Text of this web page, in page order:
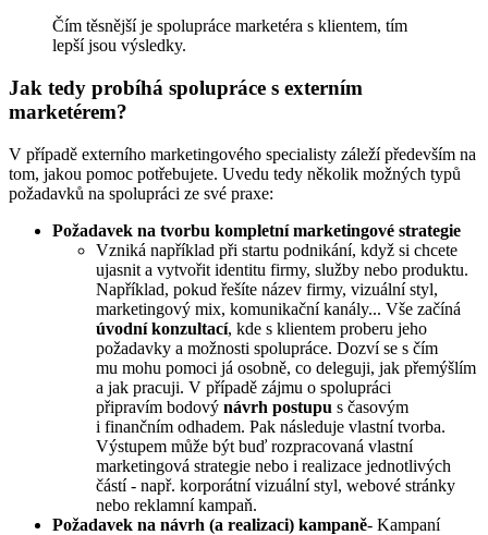
Čím těsnější je spolupráce marketéra s klientem, tím
lepší jsou výsledky.
Jak tedy probíhá spolupráce s externím
marketérem?
V případě externího marketingového specialisty záleží především na
tom, jakou pomoc potřebujete. Uvedu tedy několik možných typů
požadavků na spolupráci ze své praxe:
Požadavek na tvorbu kompletní marketingové strategie
Vzniká například při startu podnikání, když si chcete
ujasnit a vytvořit identitu firmy, služby nebo produktu.
Například, pokud řešíte název firmy, vizuální styl,
marketingový mix, komunikační kanály... Vše začíná
úvodní konzultací, kde s klientem proberu jeho
požadavky a možnosti spolupráce. Dozví se s čím
mu mohu pomoci já osobně, co deleguji, jak přemýšlím
a jak pracuji. V případě zájmu o spolupráci
připravím bodový návrh postupu s časovým
i finančním odhadem. Pak následuje vlastní tvorba.
Výstupem může být buď rozpracovaná vlastní
marketingová strategie nebo i realizace jednotlivých
částí - např. korporátní vizuální styl, webové stránky
nebo reklamní kampaň.
Požadavek na návrh (a realizaci) kampaně- Kampaní